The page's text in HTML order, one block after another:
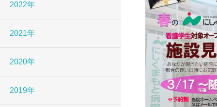
2022年
2021年
2020年
2019年